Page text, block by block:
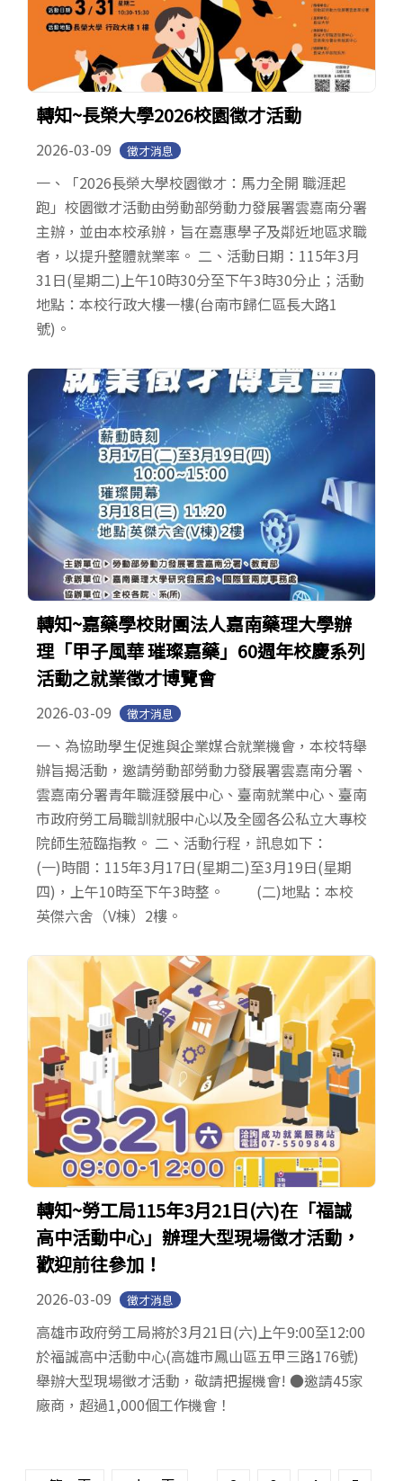
轉知~長榮大學2026校園徵才活動
2026-03-09 徵才消息
一、「2026長榮大學校園徵才：馬力全開 職涯起
跑」校園徵才活動由勞動部勞動力發展署雲嘉南分署
主辦，並由本校承辦，旨在嘉惠學子及鄰近地區求職
者，以提升整體就業率。 二、活動日期：115年3月
31日(星期二)上午10時30分至下午3時30分止；活動
地點：本校行政大樓一樓(台南市歸仁區長大路1
號)。
轉知~嘉藥學校財團法人嘉南藥理大學辦
理「甲子風華 璀璨嘉藥」60週年校慶系列
活動之就業徵才博覽會
2026-03-09 徵才消息
一、為協助學生促進與企業媒合就業機會，本校特舉
辦旨揭活動，邀請勞動部勞動力發展署雲嘉南分署、
雲嘉南分署青年職涯發展中心、臺南就業中心、臺南
市政府勞工局職訓就服中心以及全國各公私立大專校
院師生蒞臨指教。 二、活動行程，訊息如下：
(一)時間：115年3月17日(星期二)至3月19日(星期
四)，上午10時至下午3時整。 (二)地點：本校
英傑六舍（V棟）2樓。
轉知~勞工局115年3月21日(六)在「福誠
高中活動中心」辦理大型現場徵才活動，
歡迎前往參加！
2026-03-09 徵才消息
高雄市政府勞工局將於3月21日(六)上午9:00至12:00
於福誠高中活動中心(高雄市鳳山區五甲三路176號)
舉辦大型現場徵才活動，敬請把握機會! ●邀請45家
廠商，超過1,000個工作機會！